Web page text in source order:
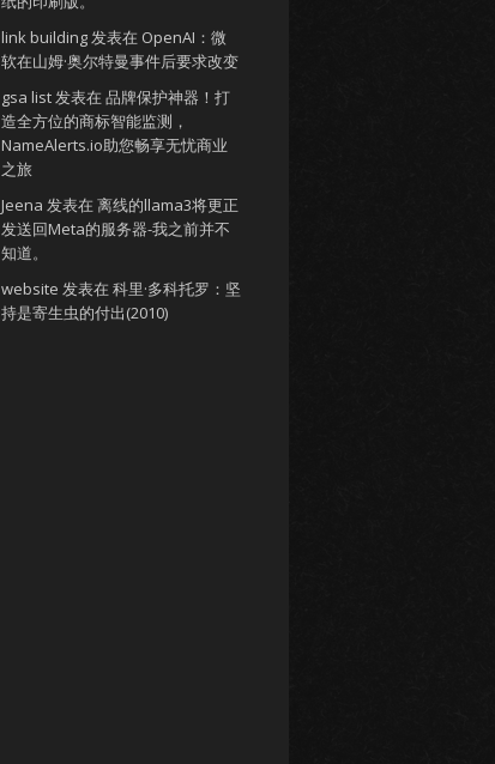
link building发表在 OpenAI：微
软在山姆·奥尔特曼事件后要求改变
gsa list发表在 品牌保护神器！打
造全方位的商标智能监测，
NameAlerts.io助您畅享无忧商业
之旅
Jeena 发表在 离线的llama3将更正
发送回Meta的服务器-我之前并不
知道。
website 发表在 科里·多科托罗：坚
持是寄生虫的付出(2010)